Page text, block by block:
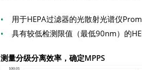
• 用于HEPA过滤器的光散射光谱仪
• 具有较低检测限值（最低90nm）的
测量分级分离效率，确定MPPS